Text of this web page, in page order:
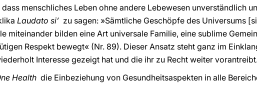
menschliches Leben ohne andere Lebewesen unverständlich
Laudato si’ zu sagen: »Sämtliche Geschöpfe des Universums
miteinander bilden eine Art universale Familie, eine sublime
Respekt bewegt« (Nr. 89). Dieser Ansatz steht ganz im
Interesse gezeigt hat und die ihr zu Recht weiter
Health die Einbeziehung von Gesundheitsaspekten in alle